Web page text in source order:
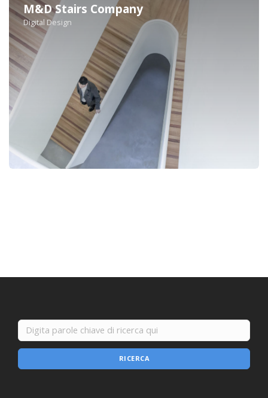
M&D Stairs Company
Digital Design
RICERCA